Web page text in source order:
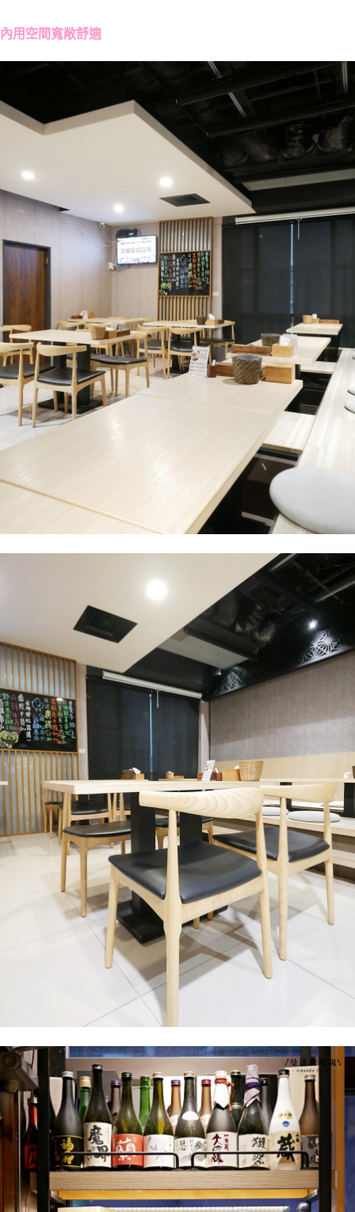
內用空間寬敞舒適